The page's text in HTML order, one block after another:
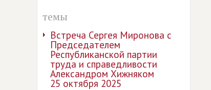
темы
Встреча Сергея Миронова с
Председателем
Республиканской партии
труда и справедливости
Александром Хижняком
25 октября 2025